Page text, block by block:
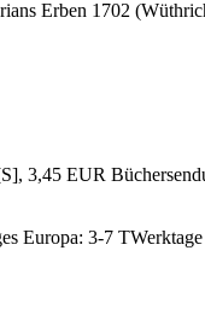
Erben 1702
3,45 EUR
Europa: 3-7